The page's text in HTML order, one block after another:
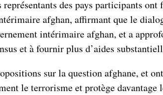
des pays participants
afghan, affirmant que le
intérimaire afghan, et a
et à fournir plus d’aides
sur la question afghane, et
le terrorisme et protège